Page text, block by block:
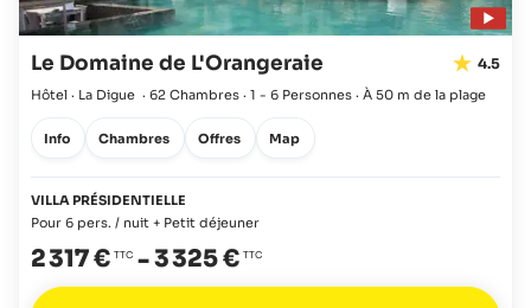
Le Domaine de L'Orangeraie 4.5
Hôtel · La Digue · 62 Chambres · 1 - 6 Personnes · À 50 m de la plage
Info Chambres Offres Map
VILLA PRÉSIDENTIELLE
Pour 6 pers. / nuit + Petit déjeuner
2 317 € -3 325 €